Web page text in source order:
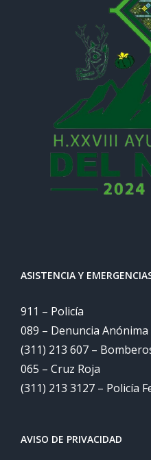
ASISTENCIA Y
911 – Policía
089 – Denuncia Anónima
(311) 213 607 –
065 – Cruz Roja
(311) 213 3127 – Policía
AVISO DE PRIVACIDAD